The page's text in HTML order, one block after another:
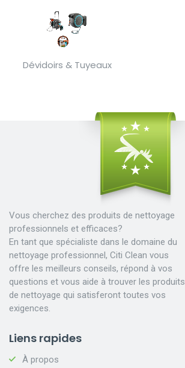
Dévidoirs & Tuyeaux
Vous cherchez des produits de nettoyage
professionnels et efficaces?
En tant que spécialiste dans le domaine du
nettoyage professionnel, Citi Clean vous
offre les meilleurs conseils, répond à vos
questions et vous aide à trouver les produits
de nettoyage qui satisferont toutes vos
exigences.
Liens rapides
À propos